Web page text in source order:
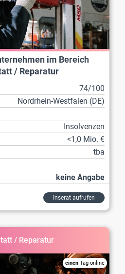
im Bereich
/ Reparatur
74/100
Nordrhein-Westfalen (DE)
Insolvenzen
<1,0 Mio. €
tba
keine Angabe
Inserat aufrufen
/ Reparatur
einen Tag online